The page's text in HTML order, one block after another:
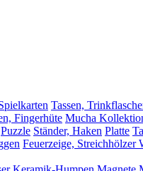
Tassen,
Fingerhüte Mucha
Puzzle Ständer, Haken Platte
Feuerzeige, Streichhölzer